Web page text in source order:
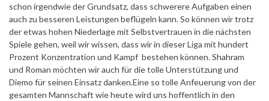
schon irgendwie der Grundsatz, dass schwerere Aufgaben einen
auch zu besseren Leistungen beflügeln kann. So können wir trotz
der etwas hohen Niederlage mit Selbstvertrauen in die nächsten
Spiele gehen, weil wir wissen, dass wir in dieser Liga mit hundert
Prozent Konzentration und Kampf bestehen können. Shahram
und Roman möchten wir auch für die tolle Unterstützung und
Diemo für seinen Einsatz danken.Eine so tolle Anfeuerung von der
gesamten Mannschaft wie heute wird uns hoffentlich in den